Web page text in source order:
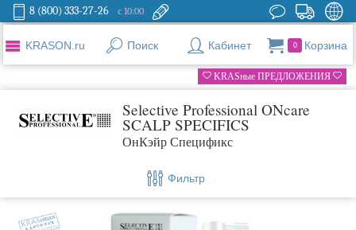
8 (800) 333-27-26 с 10:00
KRASON.ru Поиск Кабинет 0 Корзина
KRASные ПРЕДЛОЖЕНИЯ
Selective Professional ONcare
SCALP SPECIFICS
ОнКэйр Спецификс
Фильтр